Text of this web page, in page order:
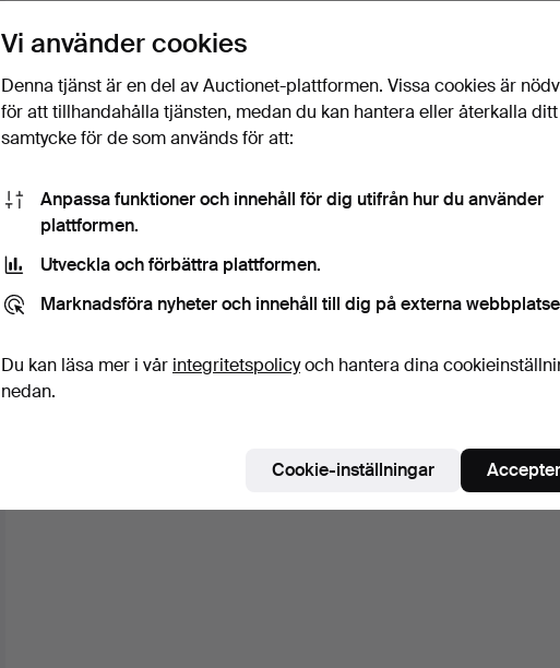
Vi använder cookies
Denna tjänst är en del av Auctionet-plattformen. Vissa cookies är
för att tillhandahålla tjänsten, medan du kan hantera eller återkalla ditt
samtycke för de som används för att:
Anpassa funktioner och innehåll för dig utifrån hur du använder
plattformen.
Utveckla och förbättra plattformen.
Marknadsföra nyheter och innehåll till dig på externa
Du kan läsa mer i vår integritetspolicyoch hantera dina
nedan.
Cookie-inställningar